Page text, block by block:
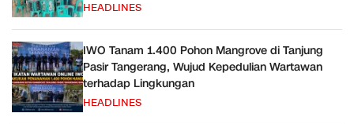
HEADLINES
IWO Tanam 1.400 Pohon Mangrove di Tanjung
Pasir Tangerang, Wujud Kepedulian Wartawan
terhadap Lingkungan
HEADLINES